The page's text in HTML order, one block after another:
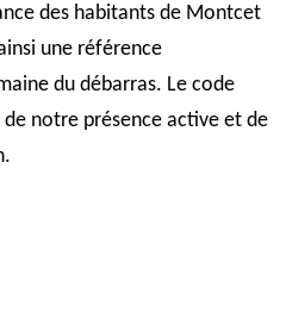
des habitants de Montcet
une référence
du débarras. Le code
notre présence active et de